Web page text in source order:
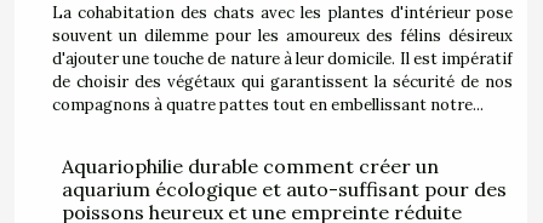
La cohabitation des chats avec les plantes d'intérieur pose
souvent un dilemme pour les amoureux des félins désireux
d'ajouter une touche de nature à leur domicile. Il est impératif
de choisir des végétaux qui garantissent la sécurité de nos
compagnons à quatre pattes tout en embellissant notre...
Aquariophilie durable comment créer un
aquarium écologique et auto-suffisant pour des
poissons heureux et une empreinte réduite